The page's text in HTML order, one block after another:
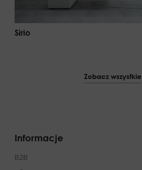
Sirio
Zobacz wszystkie
Informacje
B2B